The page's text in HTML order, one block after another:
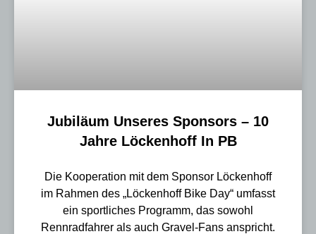
Jubiläum Unseres Sponsors – 10
Jahre Löckenhoff In PB
Die Kooperation mit dem Sponsor Löckenhoff
im Rahmen des „Löckenhoff Bike Day“ umfasst
ein sportliches Programm, das sowohl
Rennradfahrer als auch Gravel-Fans anspricht.